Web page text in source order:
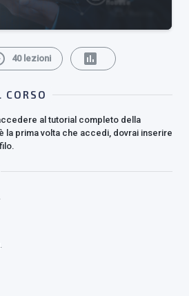
40 lezioni assessment
CORSO
al tutorial completo della
la prima volta che accedi, dovrai inserire